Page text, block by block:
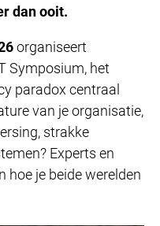
dan ooit.
organiseert
Symposium, het
paradox centraal
van je organisatie,
strakke
Experts en
hoe je beide werelden